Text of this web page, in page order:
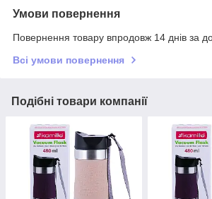
Умови повернення
Повернення товару впродовж 14 днів за
Всі умови повернення
Подібні товари компанії